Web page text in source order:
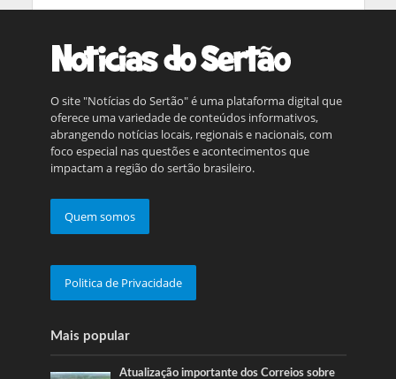
O site "Notícias do Sertão" é uma plataforma digital que
oferece uma variedade de conteúdos informativos,
abrangendo notícias locais, regionais e nacionais, com
foco especial nas questões e acontecimentos que
impactam a região do sertão brasileiro.
Quem somos
Politica de Privacidade
Mais popular
Atualização importante dos Correios sobre